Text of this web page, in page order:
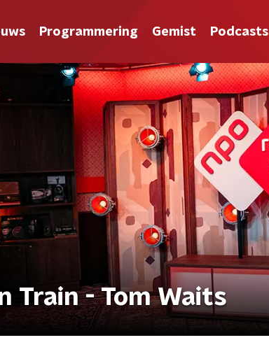
Programmering Gemist Podcasts
Train - Tom Waits